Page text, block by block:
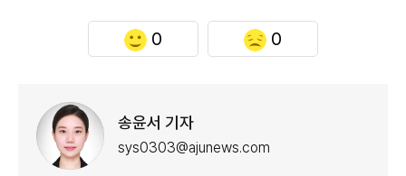
0 0
송윤서 기자
sys0303@ajunews.com